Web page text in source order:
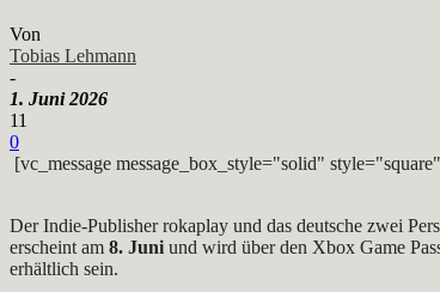
Von
Tobias Lehmann
-
1. Juni 2026
11
0
[vc_message message_box_style="solid"
Der Indie-Publisher rokaplay und das deutsche zwei
erscheint am 8. Juni und wird über den Xbox Game
erhältlich sein.